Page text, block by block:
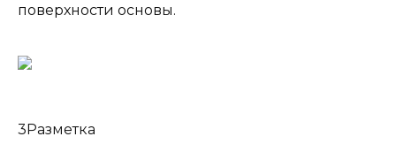
поверхности основы.
3Разметка